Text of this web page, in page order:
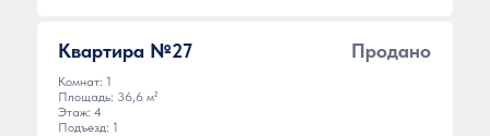
Квартира №27
Комнат: 1
Площадь: 36,6 м²
Этаж: 4
Подъезд: 1
Продано